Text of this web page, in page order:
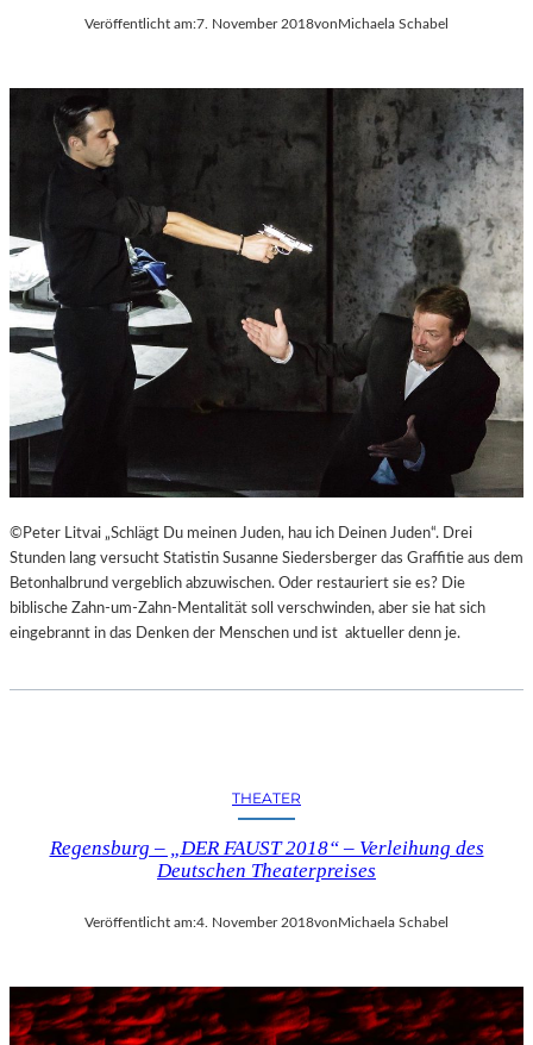
Veröffentlicht am:7. November 2018vonMichaela Schabel
©Peter Litvai „Schlägt Du meinen Juden, hau ich Deinen Juden“. Drei
Stunden lang versucht Statistin Susanne Siedersberger das Graffitie aus dem
Betonhalbrund vergeblich abzuwischen. Oder restauriert sie es? Die
biblische Zahn-um-Zahn-Mentalität soll verschwinden, aber sie hat sich
eingebrannt in das Denken der Menschen und ist aktueller denn je.
THEATER
Regensburg – „DER FAUST 2018“ – Verleihung des
Deutschen Theaterpreises
Veröffentlicht am:4. November 2018von Michaela Schabel